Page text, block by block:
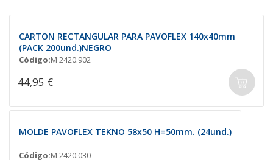
CARTON RECTANGULAR PARA PAVOFLEX 140x40mm
(PACK 200und.)NEGRO
Código:M 2420.902
44,95 €
MOLDE PAVOFLEX TEKNO 58x50 H=50mm. (24und.)
Código:M 2420.030